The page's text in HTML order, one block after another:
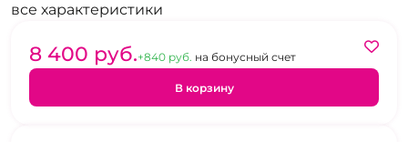
все характеристики
8 400 pуб.+840 pуб. на бонусный счет
В корзину